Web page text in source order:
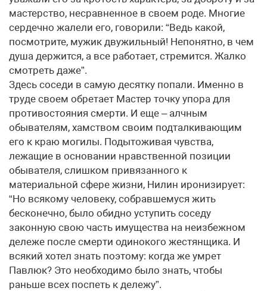
мастерство, несравненное в своем роде. Многие
сердечно жалели его, говорили: “Ведь какой,
посмотрите, мужик двужильный! Непонятно, в чем
душа держится, а все работает, стремится. Жалко
смотреть даже”.
Здесь соседи в самую десятку попали. Именно в
труде своем обретает Мастер точку упора для
противостояния смерти. И еще – алчным
обывателям, хамством своим подталкивающим
его к краю могилы. Подытоживая чувства,
лежащие в основании нравственной позиции
обывателя, слишком привязанного к
материальной сфере жизни, Нилин иронизирует:
“Но всякому человеку, собравшемуся жить
бесконечно, было обидно уступить соседу
законную свою часть имущества на неизбежном
дележе после смерти одинокого жестянщика. И
всякий хотел знать поэтому: когда же умрет
Павлюк? Это необходимо было знать, чтобы
раньше всех поспеть к дележу”.